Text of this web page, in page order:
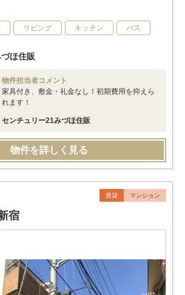
リビング キッチン バス
ほ住販
物件担当者コメント
家具付き、敷金・礼金なし！初期費用を抑えら
れます！
センチュリー21みづほ住販
物件を詳しく見る
賃貸 マンション
宿